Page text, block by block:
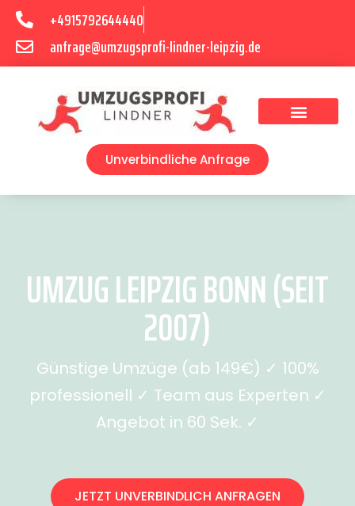
+4915792644440
anfrage@umzugsprofi-lindner-leipzig.de
Unverbindliche Anfrage
UMZUG LEIPZIG BONN (SEIT
2007)
Günstige Umzüge (ab 149€) ✓ 100%
professionell ✓ Team aus Experten ✓
Angebot in 60 Sek. ✓
JETZT UNVERBINDLICH ANFRAGEN